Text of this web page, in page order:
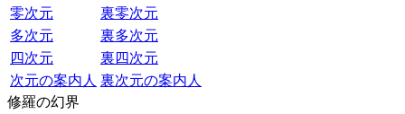
零次元
裏零次元
多次元
裏多次元
四次元
裏四次元
次元の案内人 裏次元の案内人
修羅の幻界